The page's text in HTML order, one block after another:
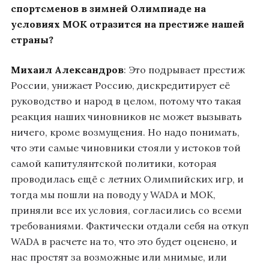
спортсменов в зимней Олимпиаде на
условиях МОК отразится на престиже нашей
страны?
Михаил Александров: Это подрывает престиж
России, унижает Россию, дискредитирует её
руководство и народ в целом, потому что такая
реакция наших чиновников не может вызывать
ничего, кроме возмущения. Но надо понимать,
что эти самые чиновники стояли у истоков той
самой капитулянтской политики, которая
проводилась ещё с летних Олимпийских игр, и
тогда мы пошли на поводу у WADA и МОК,
приняли все их условия, согласились со всеми
требованиями. Фактически отдали себя на откуп
WADA в расчете на то, что это будет оценено, и
нас простят за возможные или мнимые, или